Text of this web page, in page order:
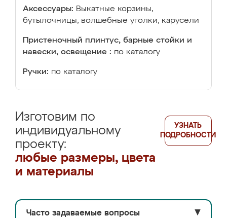
Аксессуары: Выкатные корзины,
бутылочницы, волшебные уголки, карусели
Пристеночный плинтус, барные стойки и
навески, освещение : по каталогу
Ручки: по каталогу
Изготовим по
индивидуальному
проекту:
любые размеры, цвета
и материалы
УЗНАТЬ
ПОДРОБНОСТИ
Часто задаваемые вопросы ▼